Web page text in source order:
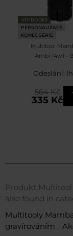
VÝPRODEJ
PERSONALIZACE
KONEC SÉRIE
Multitool
Ambi 14w1 -
Odeslání:
335 Kč
564 Kč
Produkt Multitool
also found in
Multitooly
gravírováním